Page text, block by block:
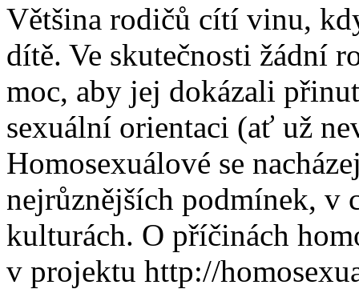
Většina rodičů cítí vinu,
dítě. Ve skutečnosti žádní
moc, aby jej dokázali
sexuální orientaci (ať už
Homosexuálové se
nejrůznějších podmínek, v
kulturách. O příčinách
v projektu http://